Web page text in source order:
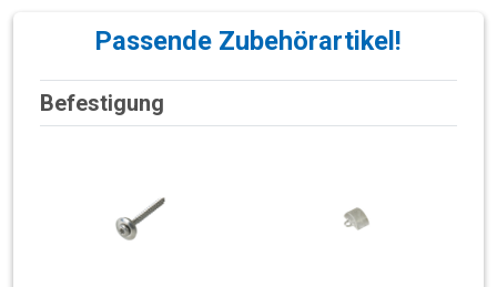
Passende Zubehörartikel!
Befestigung